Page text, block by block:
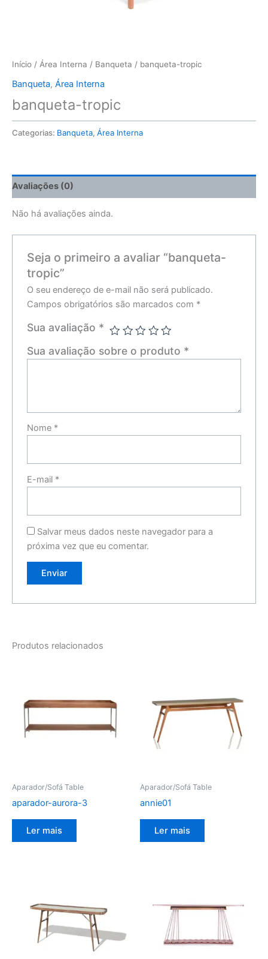
Início / Área Interna / Banqueta / banqueta-tropic
Banqueta, Área Interna
banqueta-tropic
Categorias: Banqueta, Área Interna
Avaliações (0)
Não há avaliações ainda.
Seja o primeiro a avaliar “banqueta-
tropic”
O seu endereço de e-mail não será publicado.
Campos obrigatórios são marcados com *
Sua avaliação *
Sua avaliação sobre o produto *
Nome *
E-mail *
Salvar meus dados neste navegador para a
próxima vez que eu comentar.
Produtos relacionados
Aparador/Sofá Table
aparador-aurora-3
Ler mais
Aparador/Sofá Table
annie01
Ler mais